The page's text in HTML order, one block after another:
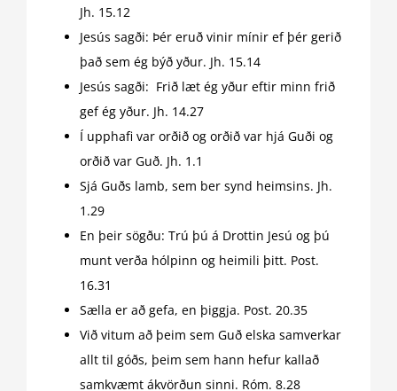
Jh. 15.12
Jesús sagði: Þér eruð vinir mínir ef þér gerið
það sem ég býð yður. Jh. 15.14
Jesús sagði: Frið læt ég yður eftir minn frið
gef ég yður. Jh. 14.27
Í upphafi var orðið og orðið var hjá Guði og
orðið var Guð. Jh. 1.1
Sjá Guðs lamb, sem ber synd heimsins. Jh.
1.29
En þeir sögðu: Trú þú á Drottin Jesú og þú
munt verða hólpinn og heimili þitt. Post.
16.31
Sælla er að gefa, en þiggja. Post. 20.35
Við vitum að þeim sem Guð elska samverkar
allt til góðs, þeim sem hann hefur kallað
samkvæmt ákvörðun sinni. Róm. 8.28